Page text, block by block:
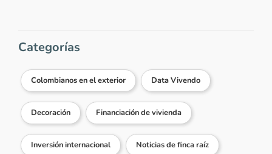
Categorías
Colombianos en el exterior Data Vivendo
Decoración Financiación de vivienda
Inversión internacional Noticias de finca raíz